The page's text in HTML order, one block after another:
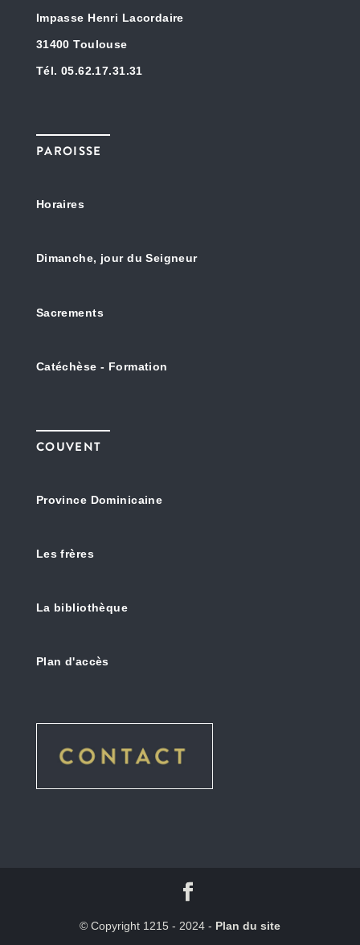
Impasse Henri Lacordaire
31400 Toulouse
Tél. 05.62.17.31.31
PAROISSE
Horaires
Dimanche, jour du Seigneur
Sacrements
Catéchèse - Formation
COUVENT
Province Dominicaine
Les frères
La bibliothèque
Plan d'accès
© Copyright 1215 - 2024 - Plan du site